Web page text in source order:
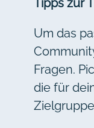
Tipps zur
Um das
Fragen.
die für